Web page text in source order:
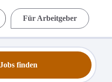
Für Arbeitgeber
Jobs finden